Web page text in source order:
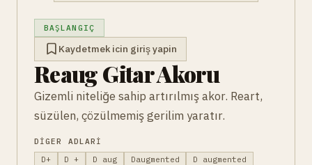
BAŞLANGIÇ
Kaydetmek icin giriş yapin
Reaug Gitar Akoru
Gizemli niteliğe sahip artırılmış akor. Reart,
süzülen, çözülmemiş gerilim yaratır.
DIGER ADLARI
D+
D + D aug Daugmented D augmented